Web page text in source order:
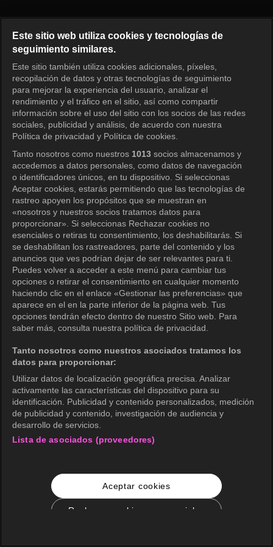
Iniciar sesión
Este sitio web utiliza cookies y tecnologías de
seguimiento similares.
Este sitio también utiliza cookies adicionales, píxeles,
recopilación de datos y otras tecnologías de seguimiento
para mejorar la experiencia del usuario, analizar el
rendimiento y el tráfico en el sitio, así como compartir
información sobre el uso del sitio con los socios de las redes
sociales, publicidad y análisis, de acuerdo con nuestra
Política de privacidad y Política de cookies.
Tanto nosotros como nuestros 1013 socios almacenamos y
accedemos a datos personales, como datos de navegación
o identificadores únicos, en tu dispositivo. Si seleccionas
Aceptar cookies, estarás permitiendo que las tecnologías de
rastreo apoyen los propósitos que se muestran en
«nosotros y nuestros socios tratamos datos para
proporcionar». Si seleccionas Rechazar cookies no
esenciales o retiras tu consentimiento, los deshabilitarás. Si
se deshabilitan los rastreadores, parte del contenido y los
anuncios que ves podrían dejar de ser relevantes para ti.
Puedes volver a acceder a este menú para cambiar tus
opciones o retirar el consentimiento en cualquier momento
haciendo clic en el enlace «Gestionar las preferencias» que
aparece en el en la parte inferior de la página web. Tus
opciones tendrán efecto dentro de nuestro Sitio web. Para
saber más, consulta nuestra política de privacidad.
Tanto nosotros como nuestros asociados tratamos los
datos para proporcionar:
Utilizar datos de localización geográfica precisa. Analizar
activamente las características del dispositivo para su
identificación. Publicidad y contenido personalizados, medición
de publicidad y contenido, investigación de audiencia y
desarrollo de servicios.
Lista de asociados (proveedores)
Aceptar cookies
Rechazar cookies no esenciales